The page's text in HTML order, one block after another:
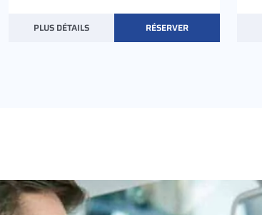
PLUS DÉTAILS RÉSERVER